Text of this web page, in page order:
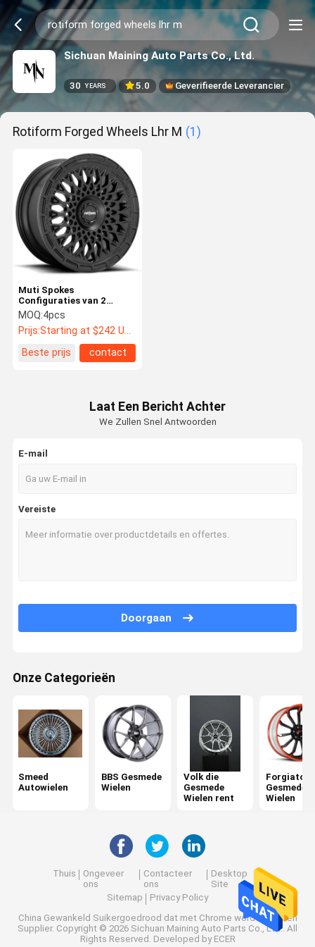
Sichuan Maining Auto Parts Co., Ltd.
30 YEARS 5.0 Geverifieerde Leverancier
Rotiform Forged Wheels Lhr M (1)
Muti Spokes
Configuraties van 2
stukken Rotiform
Gesmede Wielen lhr-m
2PC 3PC
MOQ:4pcs
Prijs:Starting at $242 US Dollars ea
Beste prijs
contact
Laat Een Bericht Achter
We Zullen Snel Antwoorden
E-mail
Vereiste
Doorgaan
Onze Categorieën
Smeed
Autowielen
BBS Gesmede
Wielen
Volk die
Gesmede
Wielen rent
Forgiato
Gesmede
Wielen
Thuis
Ongeveer
ons
Contacteer
ons
Desktop
Site
Sitemap
Privacy Policy
China Gewankeld Suikergoedrood dat met Chrome wordt gemalen
Supplier. Copyright © 2026 Sichuan Maining Auto Parts Co., Ltd.. All
Rights Reserved. Developed by ECER